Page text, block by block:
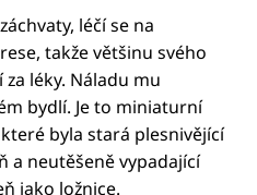
léčí se na
takže většinu svého
léky. Náladu mu
bydlí. Je to miniaturní
byla stará plesnivějící
a neutěšeně vypadající
jako ložnice.